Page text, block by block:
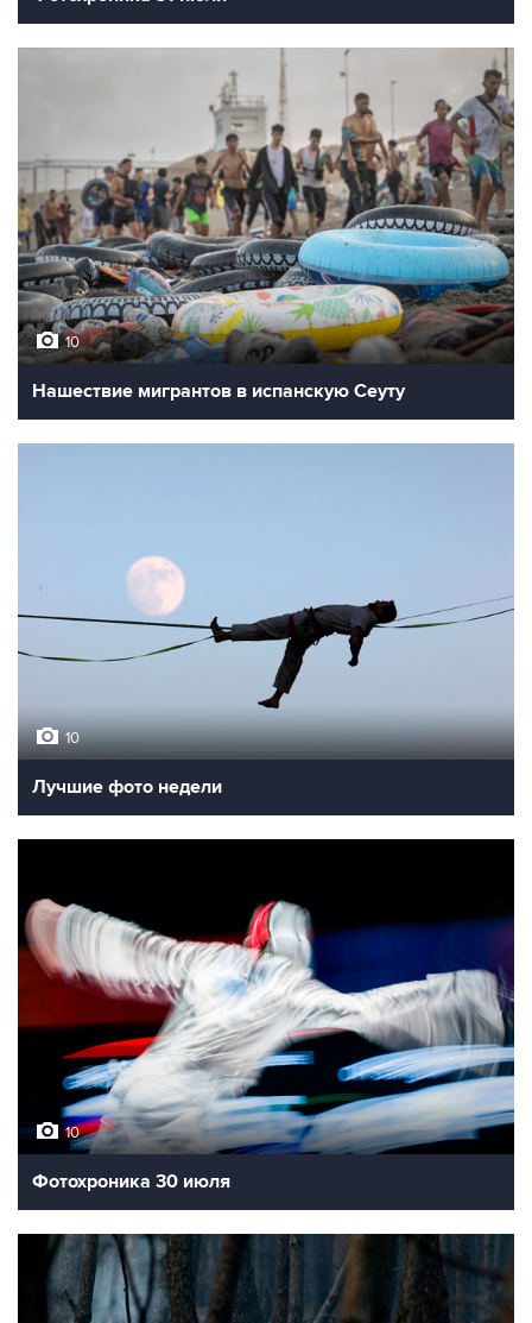
10
Нашествие мигрантов в испанскую Сеуту
10
Лучшие фото недели
10
Фотохроника 30 июля